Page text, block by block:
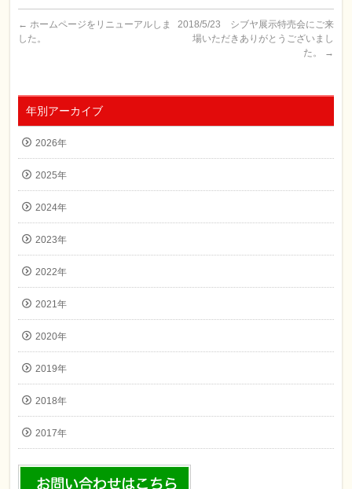
← ホームページをリニューアルしま
した。
2018/5/23 シブヤ展示特売会にご来
場いただきありがとうございまし
た。
→
年別アーカイブ
2026年
2025年
2024年
2023年
2022年
2021年
2020年
2019年
2018年
2017年